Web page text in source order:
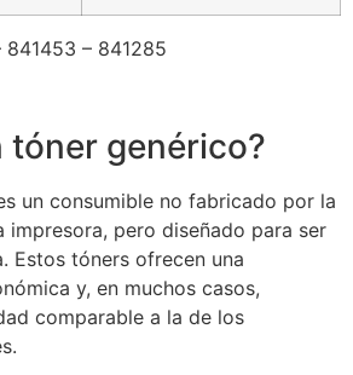
– 841285
tóner genérico?
un consumible no fabricado por la
impresora, pero diseñado para ser
Estos tóners ofrecen una
y, en muchos casos,
comparable a la de los